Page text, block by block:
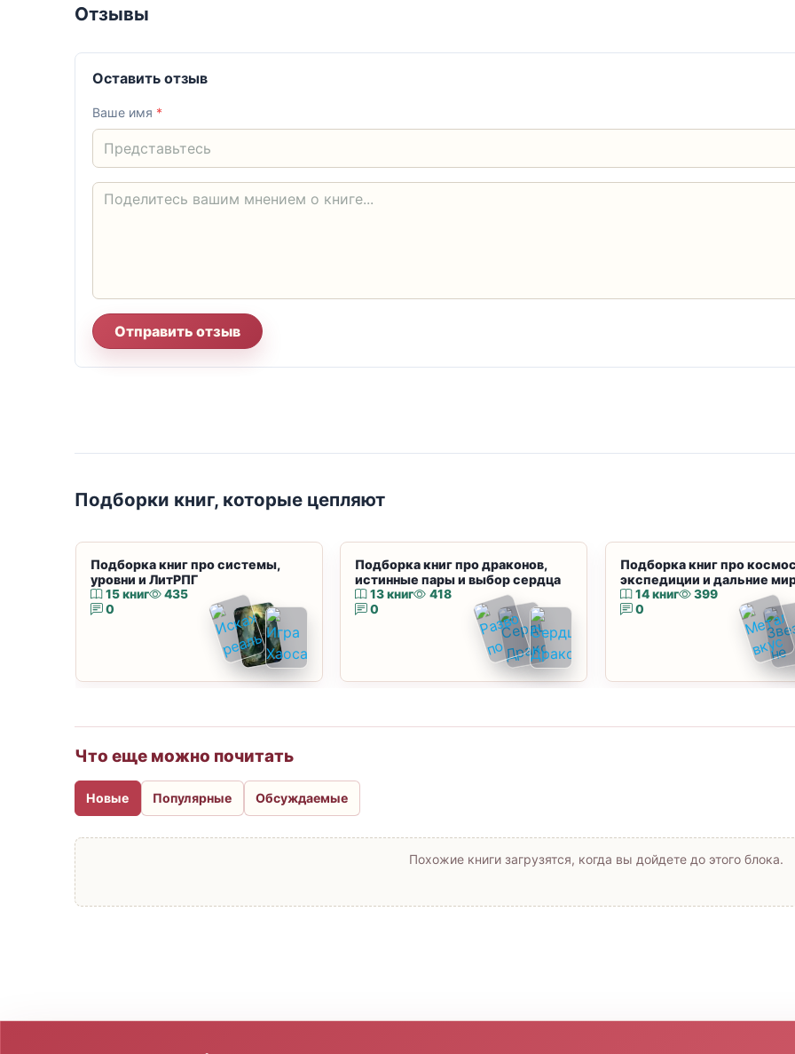
Отзывы
Оставить отзыв
Ваше имя *
Отправить отзыв
Подборки книг, которые цепляют
Подборка книг про системы,
уровни и ЛитРПГ
15 книг
435
0
Подборка книг про драконов,
истинные пары и выбор сердца
13 книг
418
0
Подборка книг про
экспедиции и дальние
14 книг
399
0
Что еще можно почитать
Новые Популярные Обсуждаемые
Похожие книги загрузятся, когда вы дойдете до этого блока.